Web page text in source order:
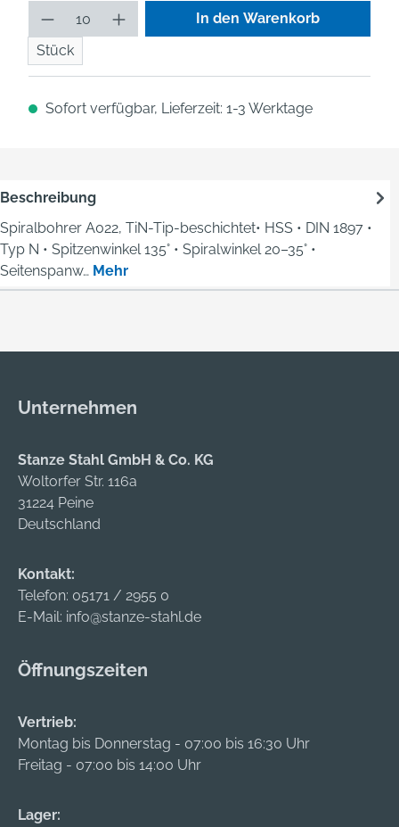
Produkt Anzahl: Gib den
Stück
In den Warenkorb
Sofort verfügbar, Lieferzeit: 1-3 Werktage
Beschreibung
Spiralbohrer A022, TiN-Tip-beschichtet• HSS • DIN 1897 •
Typ N • Spitzenwinkel 135° • Spiralwinkel 20–35° •
Seitenspanw… Mehr
Unternehmen
Stanze Stahl GmbH & Co. KG
Woltorfer Str. 116a
31224 Peine
Deutschland
Kontakt:
Telefon: 05171 / 2955 0
E-Mail: info@stanze-stahl.de
Öffnungszeiten
Vertrieb:
Montag bis Donnerstag - 07:00 bis 16:30 Uhr
Freitag - 07:00 bis 14:00 Uhr
Lager: